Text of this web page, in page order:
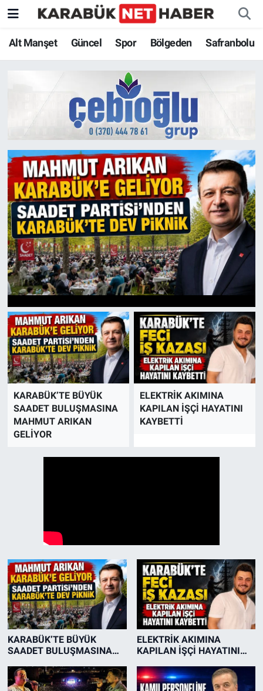
Alt Manşet Güncel Spor Bölgeden Safranbolu
Karabük Net Haber
KARABÜK’TE BÜYÜK
SAADET BULUŞMASINA
MAHMUT ARIKAN
GELİYOR
ELEKTRİK AKIMINA
KAPILAN İŞÇİ HAYATINI
KAYBETTİ
KARABÜK’TE BÜYÜK
SAADET BULUŞMASINA
ELEKTRİK AKIMINA
KAPILAN İŞÇİ HAYATINI